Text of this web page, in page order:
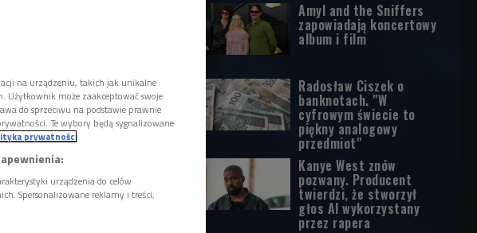
ruchu:
się na
po
o błędy,
nie
Amyl and the Sniffers
zapowiadają koncertowy
album i film
Radosław Ciszek o
banknotach. "W
cyfrowym świecie to
piękny analogowy
przedmiot"
Kanye West znów
pozwany. Producent
twierdzi, że stworzył
głos AI wykorzystany
przez rapera
na urządzeniu, takich jak unikalne
Użytkownik może zaakceptować swoje
do sprzeciwu na podstawie prawnie
Te wybory będą sygnalizowane
prywatności
urządzenia do celów
Spersonalizowane reklamy i treści,